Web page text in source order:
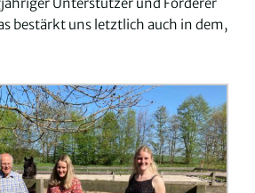
Unterstützer und Förderer
bestärkt uns letztlich auch in dem,